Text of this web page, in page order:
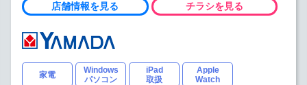
店舗情報を見る チラシを見る
家電
Windows
パソコン
iPad
取扱
Apple
Watch